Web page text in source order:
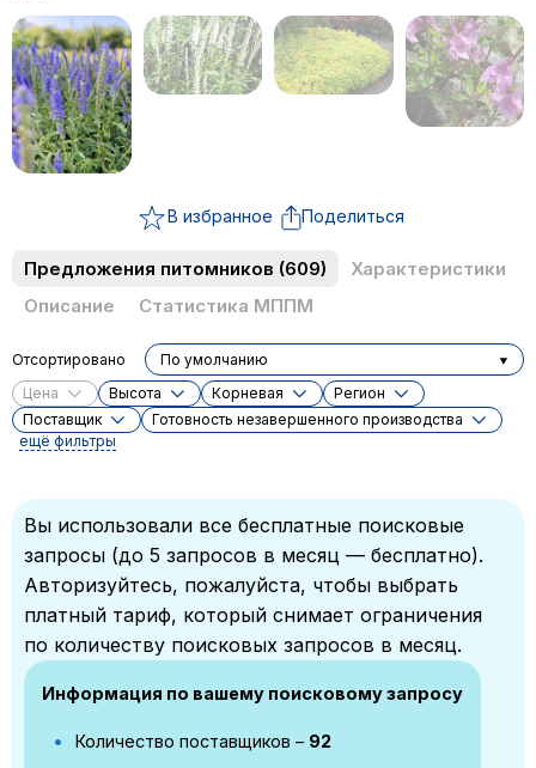
В избранное Поделиться
Предложения питомников (609)
Характеристики
Описание
Статистика МППМ
Цена Высота Корневая
Регион
Поставщик
Готовность незавершенного производства
ещё фильтры
Отсортировано По умолчанию
Вы использовали все бесплатные поисковые
запросы (до 5 запросов в месяц — бесплатно).
Авторизуйтесь, пожалуйста, чтобы выбрать
платный тариф, который снимает ограничения
по количеству поисковых запросов в месяц.
Информация по вашему поисковому запросу
Количество поставщиков – 92